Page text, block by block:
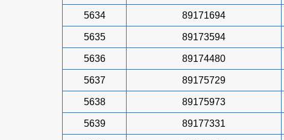
5634 89171694
5635 89173594
5636 89174480
5637 89175729
5638 89175973
5639 89177331